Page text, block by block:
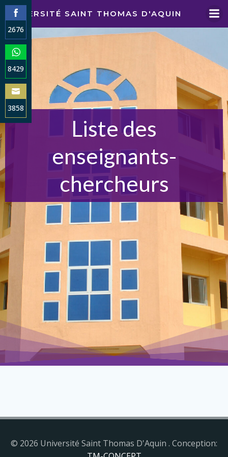
au
contenu
UNIVERSITÉ SAINT THOMAS D'AQUIN
Liste des
enseignants-
chercheurs
© 2026 Université Saint Thomas D'Aquin . Conception:
2676
Share
on
Facebook
8429
Share
on
WhatsApp
3858
Share